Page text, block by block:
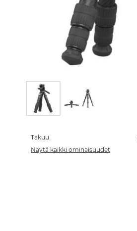
the
beginning
of
Takuu
Näytä kaikki ominaisuudet